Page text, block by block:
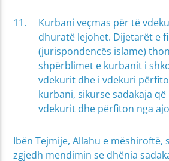
Kurbani veçmas për të
dhuratë lejohet. Dijetarët e
(jurispondencës islame)
shpërblimet e kurbanit i
vdekurit dhe i vdekuri
kurbani, sikurse sadakaja
vdekurit dhe përfiton nga
Ibën Tejmije, Allahu e mëshiroftë,
zgjedh mendimin se dhënia